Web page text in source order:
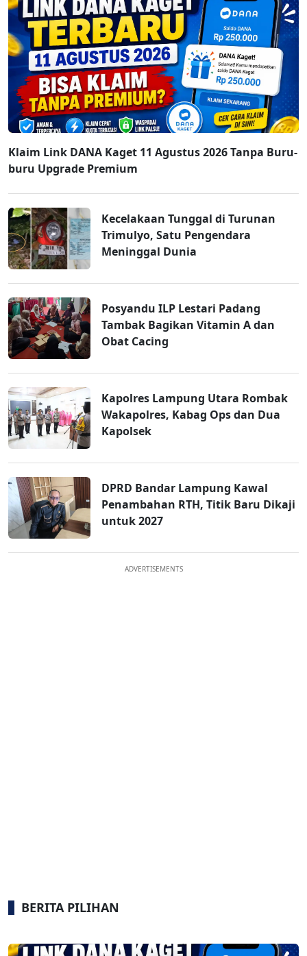
Klaim Link DANA Kaget 11 Agustus 2026 Tanpa Buru-
buru Upgrade Premium
Kecelakaan Tunggal di Turunan
Trimulyo, Satu Pengendara
Meninggal Dunia
Posyandu ILP Lestari Padang
Tambak Bagikan Vitamin A dan
Obat Cacing
Kapolres Lampung Utara Rombak
Wakapolres, Kabag Ops dan Dua
Kapolsek
DPRD Bandar Lampung Kawal
Penambahan RTH, Titik Baru Dikaji
untuk 2027
ADVERTISEMENTS
BERITA PILIHAN